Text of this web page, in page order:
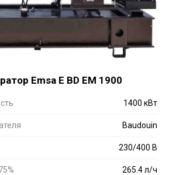
Emsa E BD EM 1900
1400 кВт
Baudouin
230/400 В
265.4 л/ч